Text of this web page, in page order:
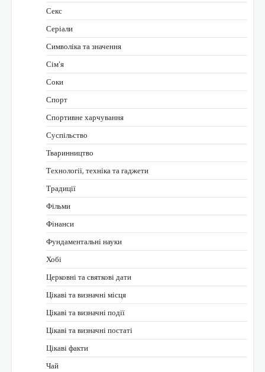
Секс
Серіали
Символіка та значення
Сім’я
Соки
Спорт
Спортивне харчування
Суспільство
Тваринництво
Технології, техніка та гаджети
Традиції
Фільми
Фінанси
Фундаментальні науки
Хобі
Церковні та святкові дати
Цікаві та визначні місця
Цікаві та визначні події
Цікаві та визначні постаті
Цікаві факти
Чай